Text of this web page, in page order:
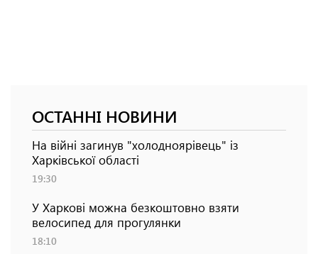
ОСТАННІ НОВИНИ
На війні загинув "холодноярівець" із
Харківської області
19:30
У Харкові можна безкоштовно взяти
велосипед для прогулянки
18:10